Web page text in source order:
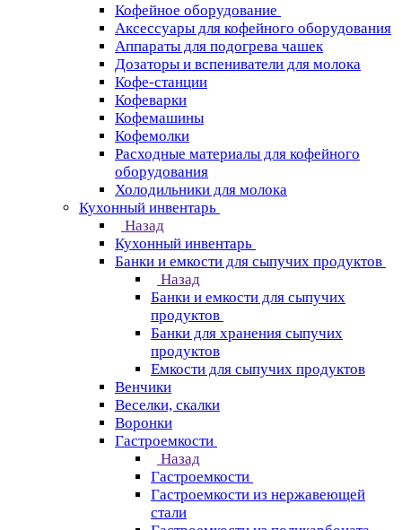
Кофейное оборудование
Аксессуары для кофейного оборудования
Аппараты для подогрева чашек
Дозаторы и вспениватели для молока
Кофе-станции
Кофеварки
Кофемашины
Кофемолки
Расходные материалы для кофейного
оборудования
Холодильники для молока
Кухонный инвентарь
Назад
Кухонный инвентарь
Банки и емкости для сыпучих продуктов
Назад
Банки и емкости для сыпучих
продуктов
Банки для хранения сыпучих
продуктов
Емкости для сыпучих продуктов
Венчики
Веселки, скалки
Воронки
Гастроемкости
Назад
Гастроемкости
Гастроемкости из нержавеющей
стали